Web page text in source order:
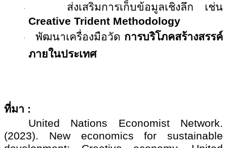
·
ส่งเสริมการเก็บข้อมูลเชิงลึก เช่น
Creative Trident Methodology
· พัฒนาเครื่องมือวัด การบริโภคสร้างสรรค์
ภายในประเทศ
ที่มา :
United Nations Economist Network.
(2023). New economics for sustainable